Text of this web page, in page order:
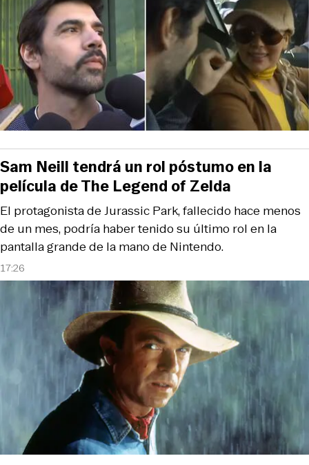
17:26
El protagonista de Jurassic Park, fallecido hace menos
de un mes, podría haber tenido su último rol en la
pantalla grande de la mano de Nintendo.
Sam Neill tendrá un rol póstumo en la
película de The Legend of Zelda